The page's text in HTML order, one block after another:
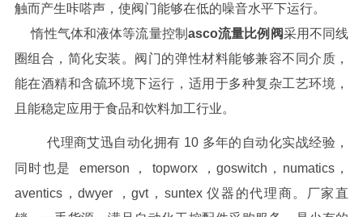
触而产生咔嗒声，使阀门能够在低的噪音水平下运行。
惰性气体和液体等流量控制 asco流量比例阀采用不同线
圈组合，简化安装。阀门的弹性材料能够兼容不同介质，
能在酒精和含硫环境下运行，适用于多种复杂工艺环境，
且能稳定应用于食品和饮料加工行业。
代理商艾迅自动化拥有 10 多年的自动化实战经验，
同时也是 emerson ， topworx ，goswitch，numatics，
aventics，dwyer ，gvt，suntex 仪器的代理商。厂家直